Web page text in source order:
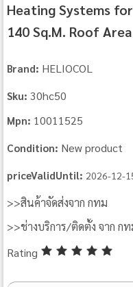
Heating Systems
140 Sq.M. Roof
Brand: HELIOCOL
Sku: 30hc50
Mpn: 10011525
Condition: New product
priceValidUntil: 2026-12-
>>สินค้าจัดส่งจาก กทม
>>ช่างบริการ/ติดตั้ง จาก ก
Rating